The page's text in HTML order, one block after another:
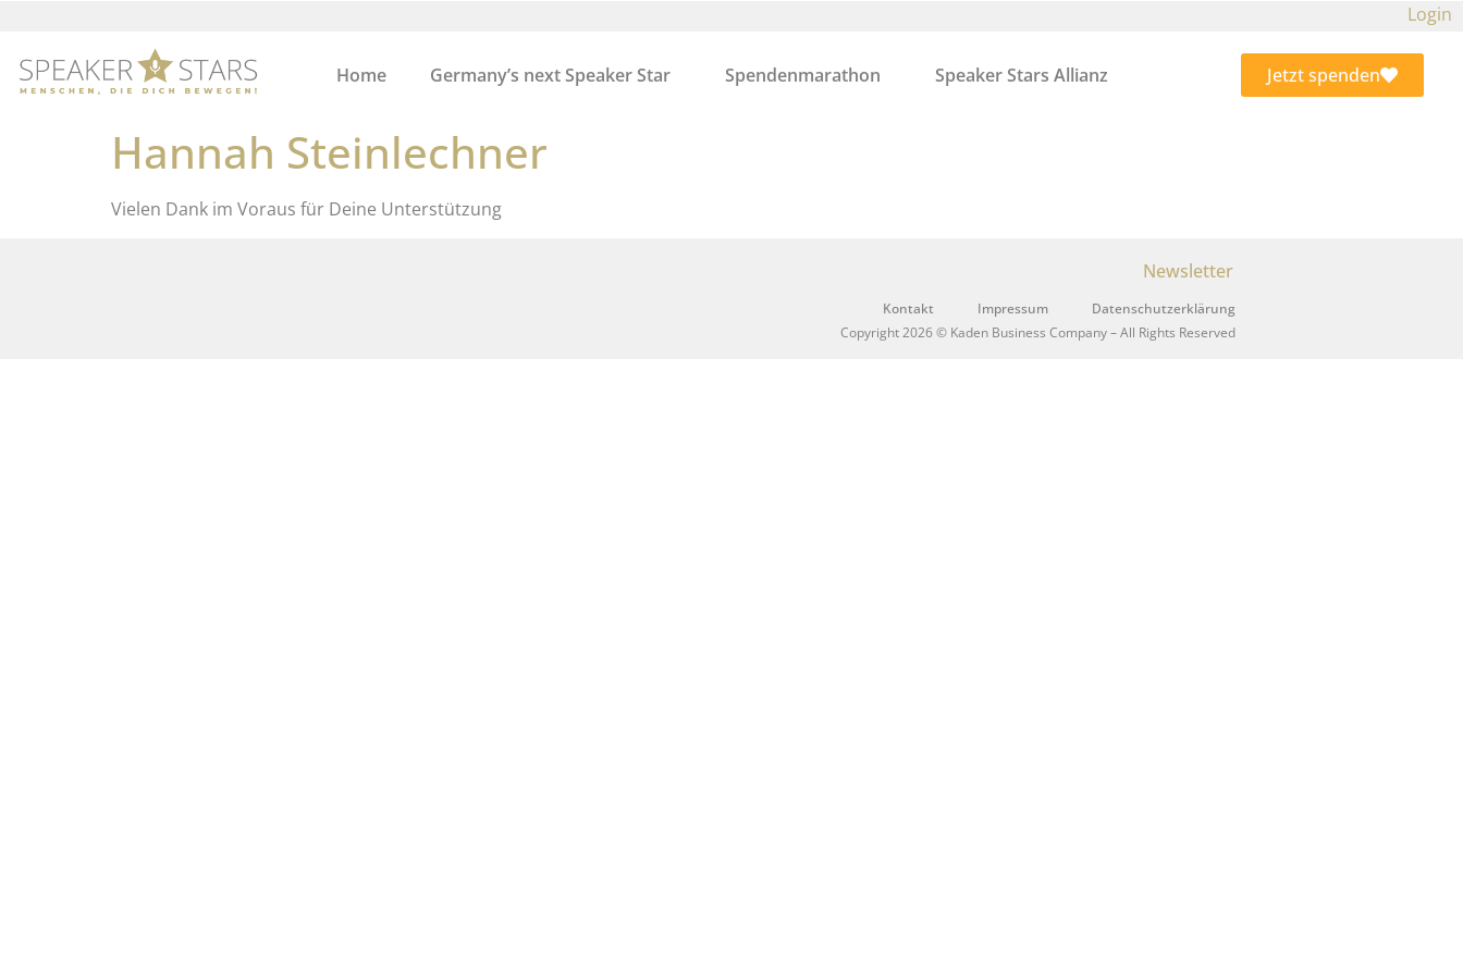
Login
Home Germany’s next Speaker Star Spendenmarathon Speaker Stars Allianz Jetzt spenden
Hannah Steinlechner
Vielen Dank im Voraus für Deine Unterstützung
Newsletter
Kontakt Impressum
Datenschutzerklärung
Copyright 2026 © Kaden Business Company – All Rights Reserved